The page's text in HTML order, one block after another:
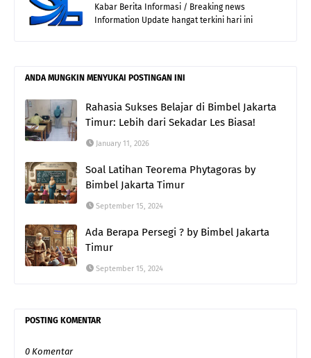
Kabar Berita Informasi / Breaking news
Information Update hangat terkini hari ini
ANDA MUNGKIN MENYUKAI POSTINGAN INI
Rahasia Sukses Belajar di Bimbel Jakarta
Timur: Lebih dari Sekadar Les Biasa!
January 11, 2026
Soal Latihan Teorema Phytagoras by
Bimbel Jakarta Timur
September 15, 2024
Ada Berapa Persegi ? by Bimbel Jakarta
Timur
September 15, 2024
POSTING KOMENTAR
0 Komentar